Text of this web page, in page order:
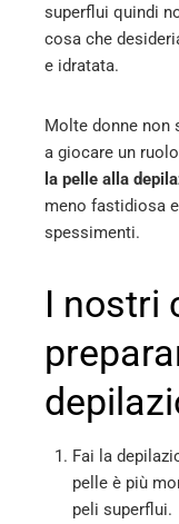
superflui quindi
cosa che
e idratata.
Molte donne non
a giocare un
la pelle alla
meno fastidiosa
spessimenti.
I nostri
Fai la
pelle è più
peli superflui.